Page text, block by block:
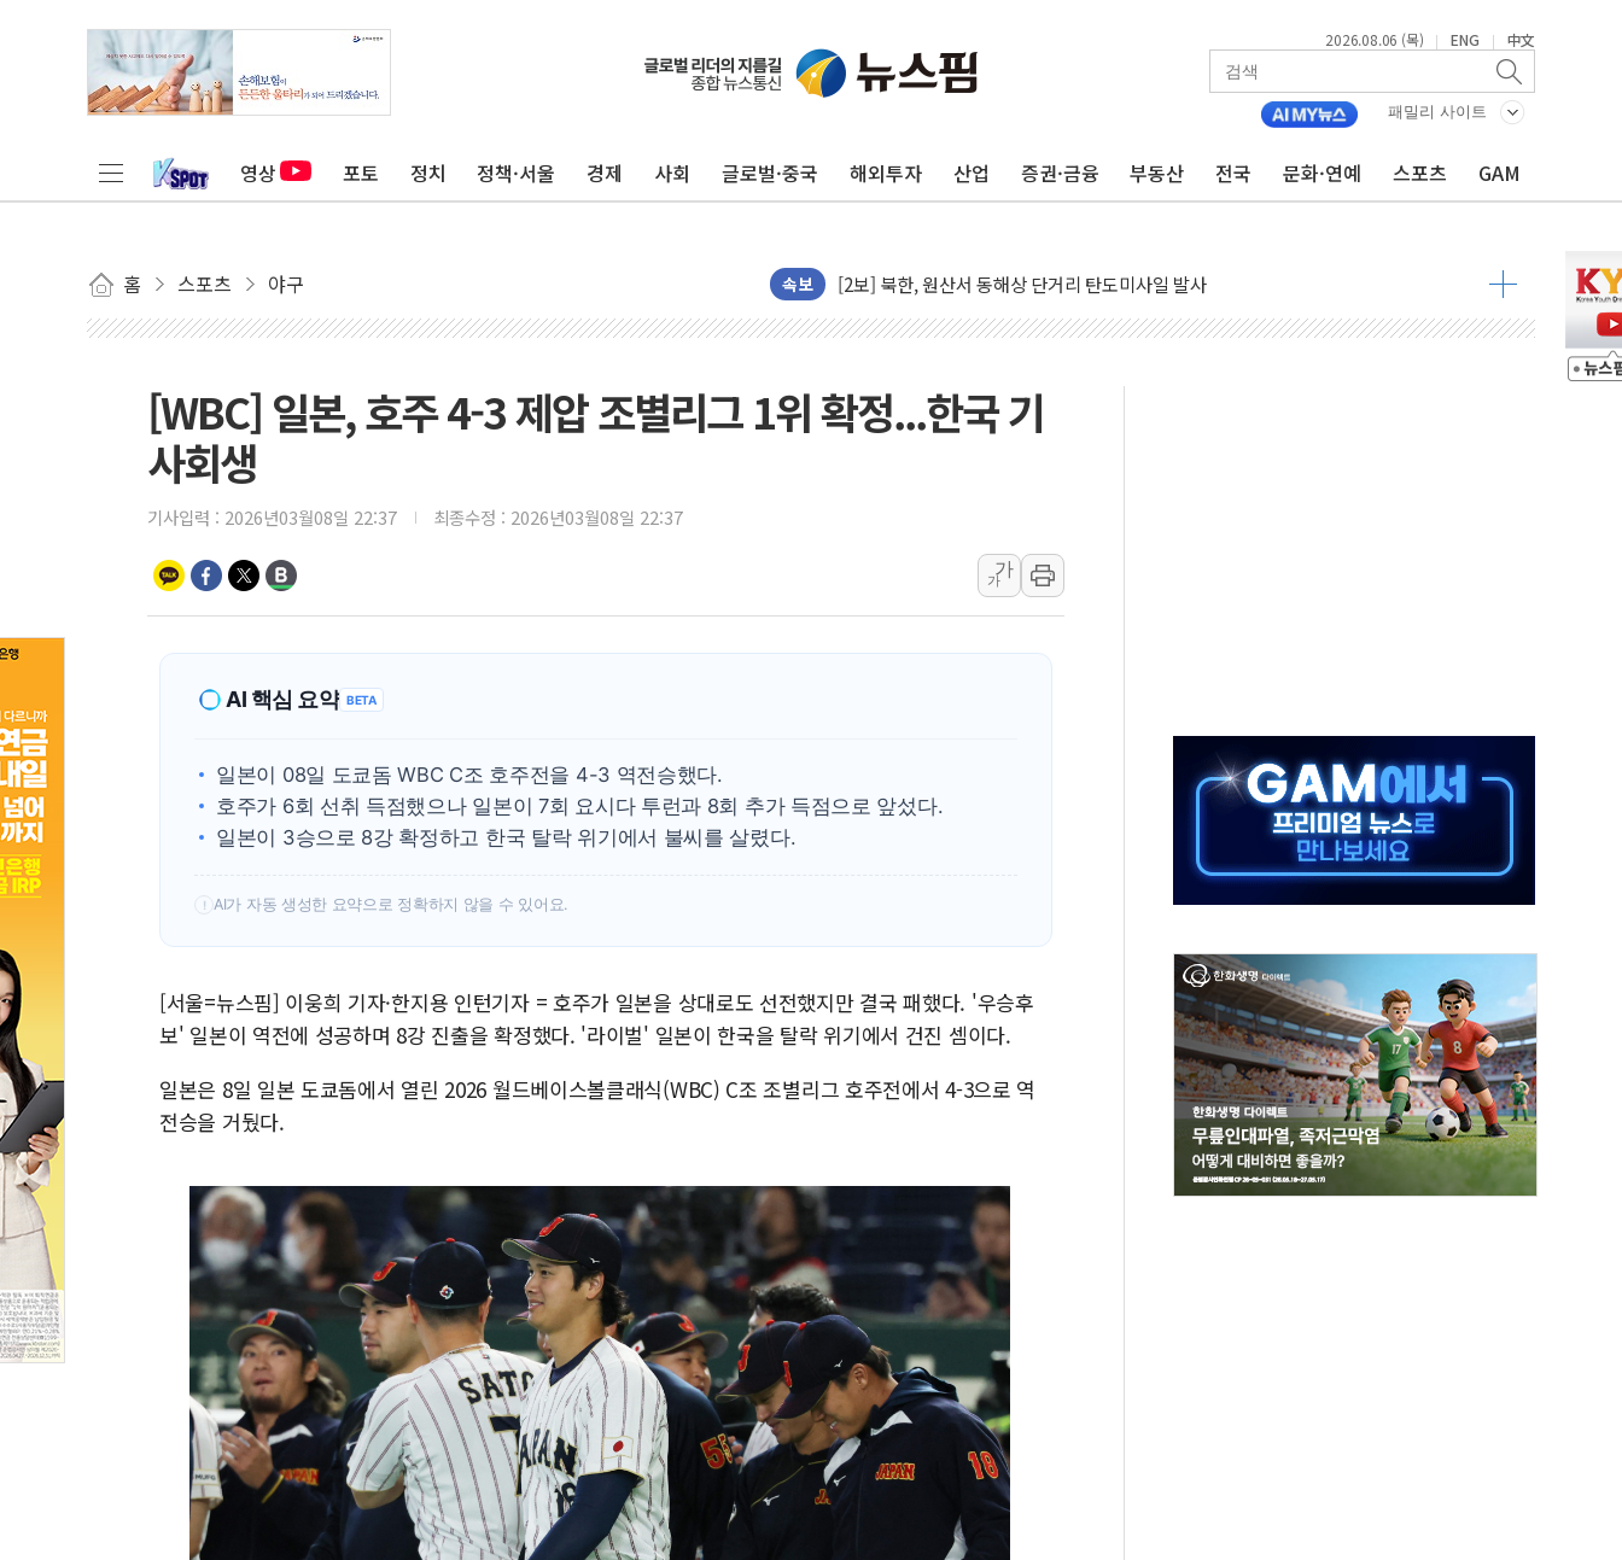
2026.08.06 (목) | ENG | 中文
패밀리 사이트
영상 포토 정치 정책·서울 경제 사회 글로벌·중국 해외투자 산업 증권·금융 부동산 전국 문화·연예 스포츠 GAM
홈 스포츠 야구 속보
[코인 시황] 비트코인, ETF 자금 유입에도 박스권…美 암호화폐 법안 처리 여부도 변수
[르포] 39도 폭염 속 잠실 개표소 시위 '62일째'..."대부분 여기서 상주"
빚투·레버리지 줄었지만, 반도체 두 종목에 코스피 '휘청'
양주 가전제품 창고서 화재…차량 3대·건물 1동 전소
종로·중구 오피스 78%가 준공 10년 이상…리뉴얼이 경쟁력 가른다
법원, '관저 이전 봐주기 감사' 유병호 구속적부심 기각
우크라, 러 탄도미사일 공격에 속수무책… 패트리엇 미사일 지원, 작년의 3분의 1
"5.18은 북한 지령" 설교한 목사 불구속 송치
개혁신당 "민주, '盧 수사' 악연으로 형사사법 틀 바꿔…국민 불안감 가중"
CJ온스타일, 2분기 영업익 260억원…전년 比 21.2%↑
[IPO] 니어스랩 "피지컬 AI 자율비행 기술로 글로벌 방산 시장 공략"
[WBC] 일본, 호주 4-3 제압 조별리그 1위 확정...한국 기
사회생
기사입력 : 2026년03월08일 22:37 최종수정 : 2026년03월08일 22:37
가
가
AI 핵심 요약 BETA
일본이 08일 도쿄돔 WBC C조 호주전을 4-3 역전승했다.
호주가 6회 선취 득점했으나 일본이 7회 요시다 투런과 8회 추가 득점으로 앞섰다.
일본이 3승으로 8강 확정하고 한국 탈락 위기에서 불씨를 살렸다.
! AI가 자동 생성한 요약으로 정확하지 않을 수 있어요.
[서울=뉴스핌] 이웅희 기자·한지용 인턴기자 = 호주가 일본을 상대로도 선전했지만 결국 패했다. '우승후
보' 일본이 역전에 성공하며 8강 진출을 확정했다. '라이벌' 일본이 한국을 탈락 위기에서 건진 셈이다.
일본은 8일 일본 도쿄돔에서 열린 2026 월드베이스볼클래식(WBC) C조 조별리그 호주전에서 4-3으로 역
전승을 거뒀다.